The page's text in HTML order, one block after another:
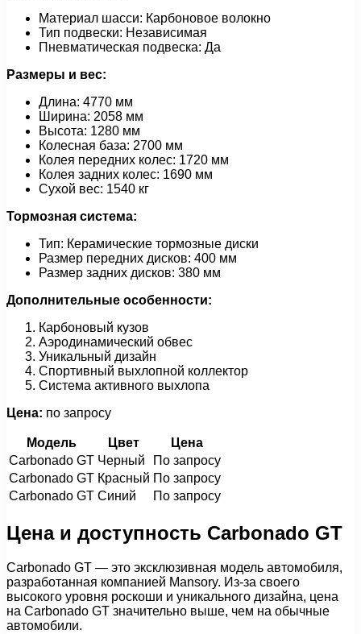
Материал шасси: Карбоновое волокно
Тип подвески: Независимая
Пневматическая подвеска: Да
Размеры и вес:
Длина: 4770 мм
Ширина: 2058 мм
Высота: 1280 мм
Колесная база: 2700 мм
Колея передних колес: 1720 мм
Колея задних колес: 1690 мм
Сухой вес: 1540 кг
Тормозная система:
Тип: Керамические тормозные диски
Размер передних дисков: 400 мм
Размер задних дисков: 380 мм
Дополнительные особенности:
Карбоновый кузов
Аэродинамический обвес
Уникальный дизайн
Спортивный выхлопной коллектор
Система активного выхлопа
Цена: по запросу
Модель Цвет
Цена
Carbonado GT Черный
По запросу
Carbonado GT Красный По запросу
Carbonado GT Синий По запросу
Цена и доступность Carbonado GT
Carbonado GT — это эксклюзивная модель автомобиля,
разработанная компанией Mansory. Из-за своего
высокого уровня роскоши и уникального дизайна, цена
на Carbonado GT значительно выше, чем на обычные
автомобили.